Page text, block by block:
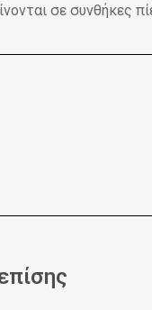
σε συνθήκες